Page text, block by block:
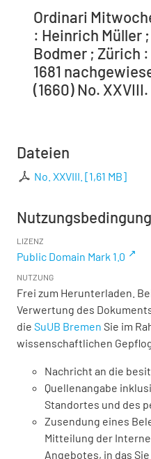
Ordinari
: Heinrich Müller
Bodmer ; Zürich
1681
(1660) No. XXVIII.
Dateien
No. XXVIII. [1,61 MB]
LIZENZ
Public Domain Mark 1.0
NUTZUNG
Frei zum Herunterladen.
Verwertung des
die SuUB Bremen Sie im
wissenschaftlichen
Nachricht an die
Quellenangabe
Standortes und des
Zusendung eines
Mitteilung der
Angebotes, in das